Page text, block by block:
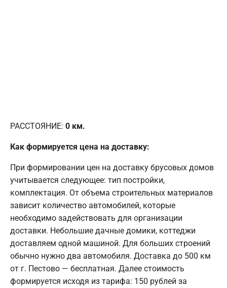
РАССТОЯНИЕ: 0 км.
Как формируется цена на доставку:
При формировании цен на доставку брусовых домов
учитывается следующее: тип постройки,
комплектация. От объема строительных материалов
зависит количество автомобилей, которые
необходимо задействовать для организации
доставки. Небольшие дачные домики, коттеджи
доставляем одной машиной. Для больших строений
обычно нужно два автомобиля. Доставка до 500 км
от г. Пестово — бесплатная. Далее стоимость
формируется исходя из тарифа: 150 рублей за